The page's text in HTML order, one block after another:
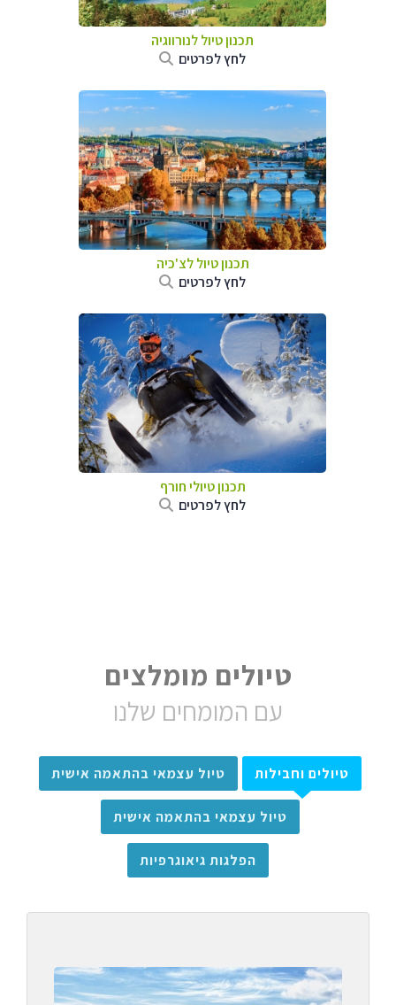
תכנון טיול לנורווגיה
לחץ לפרטים
תכנון טיול לצ'כיה
לחץ לפרטים
תכנון טיולי חורף
לחץ לפרטים
טיולים מומלצים
עם המומחים שלנו
טיולים וחבילות טיול עצמאי בהתאמה אישית
טיול עצמאי בהתאמה אישית
הפלגות גיאוגרפיות